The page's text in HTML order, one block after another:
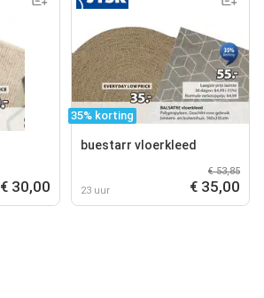
€ 30,00
35% korting
buestarr vloerkleed
23 uur
€ 53,85
€ 35,00